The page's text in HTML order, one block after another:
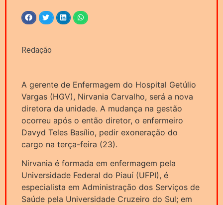
Redação
A gerente de Enfermagem do Hospital Getúlio
Vargas (HGV), Nirvania Carvalho, será a nova
diretora da unidade. A mudança na gestão
ocorreu após o então diretor, o enfermeiro
Davyd Teles Basílio, pedir exoneração do
cargo na terça-feira (23).
Nirvania é formada em enfermagem pela
Universidade Federal do Piauí (UFPI), é
especialista em Administração dos Serviços de
Saúde pela Universidade Cruzeiro do Sul; em